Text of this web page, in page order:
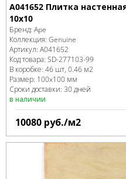
A041652 Плитка
10x10
Бренд: Ape
Коллекция: Genuine
Артикул: A041652
Код товара: SD-277103-99
В коробке: 46 шт, 0.46 м2
Размер: 100x100 мм
Сроки доставки: 30 дней
в наличии
10080 руб./м2